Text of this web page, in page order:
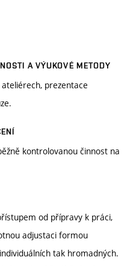
A VÝUKOVÉ METODY
prezentace
kontrolovanou činnost na
od přípravy k práci,
adjustaci formou
tak hromadných.